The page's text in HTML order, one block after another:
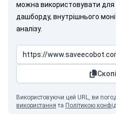
можна використовувати
дашборду, внутрішнього
аналізу.
Використовуючи цей URL, ви
використання та Політикою